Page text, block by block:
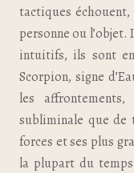
tactiques
personne ou
intuitifs, ils sont
Scorpion, signe
les
subliminale que de
forces et ses plus
la plupart du